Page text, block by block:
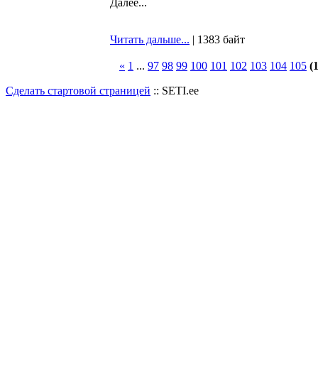
Читать дальше... | 1383 байт
« 1 ... 97 98 99 100 101 102 103 104 105
Сделать стартовой страницей :: SETI.ee